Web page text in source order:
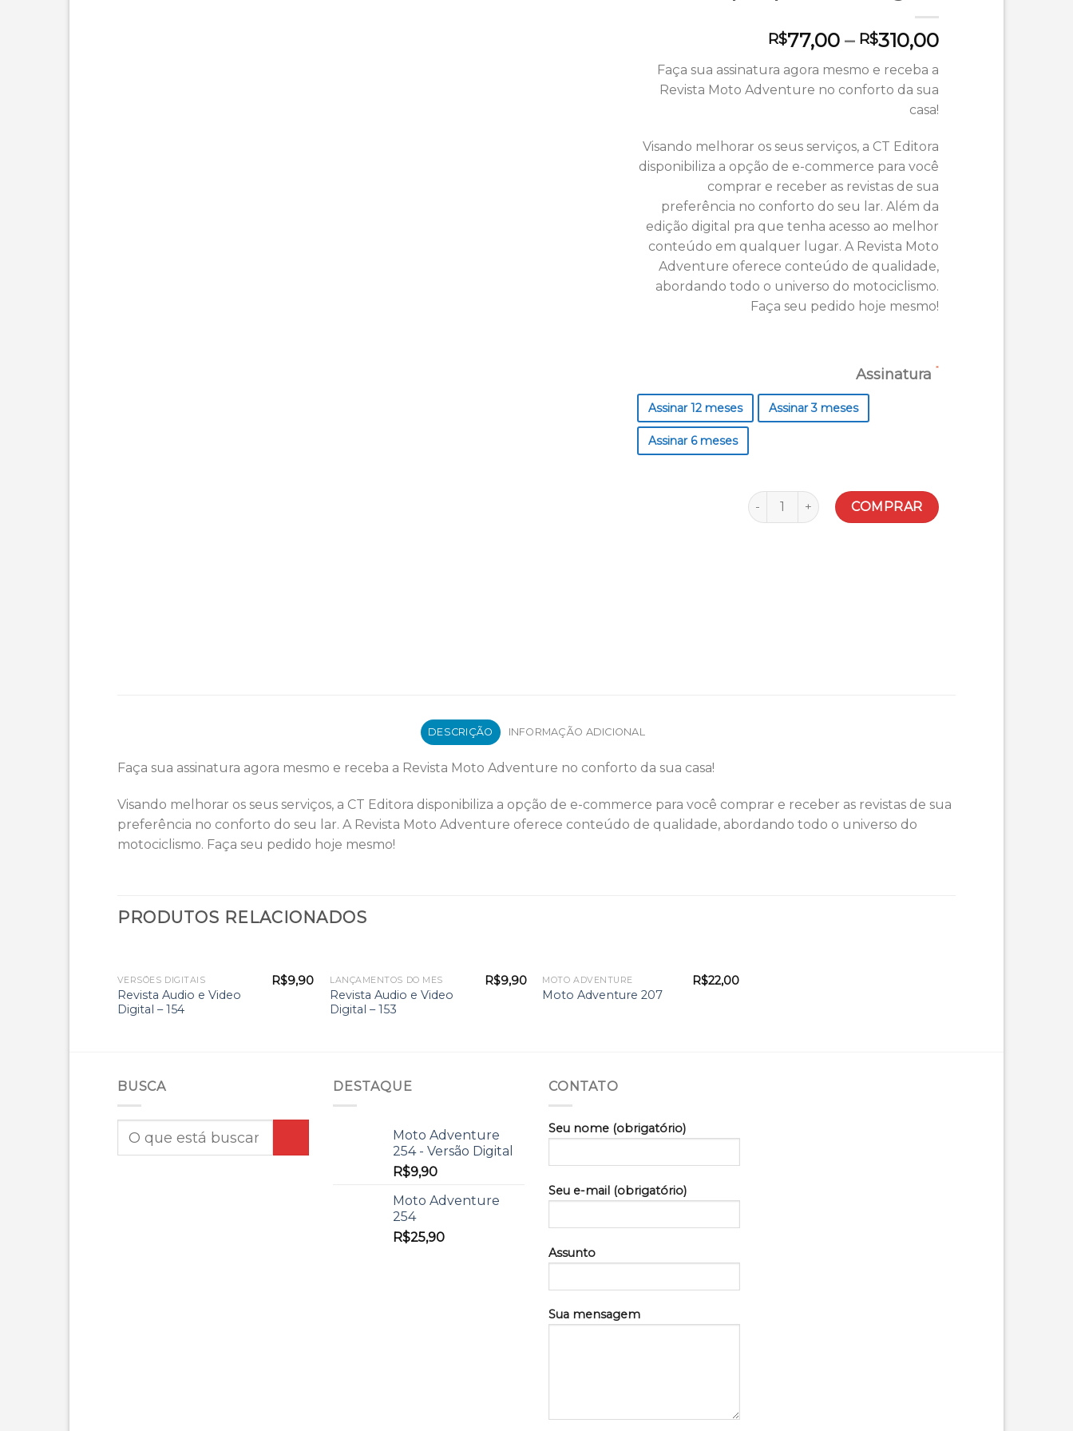
R$77,00 – R$310,00
Faça sua assinatura agora mesmo e receba a
Revista Moto Adventure no conforto da sua
casa!
Visando melhorar os seus serviços, a CT Editora
disponibiliza a opção de e-commerce para você
comprar e receber as revistas de sua
preferência no conforto do seu lar. Além da
edição digital pra que tenha acesso ao melhor
conteúdo em qualquer lugar. A Revista Moto
Adventure oferece conteúdo de qualidade,
abordando todo o universo do motociclismo.
Faça seu pedido hoje mesmo!
Assinatura
Assinar 12 meses Assinar 3 meses
Assinar 6 meses
Quantidade COMPRAR
DESCRIÇÃO INFORMAÇÃO ADICIONAL
Faça sua assinatura agora mesmo e receba a Revista Moto Adventure no conforto da sua casa!
Visando melhorar os seus serviços, a CT Editora disponibiliza a opção de e-commerce para você comprar e receber as revistas de sua
preferência no conforto do seu lar. A Revista Moto Adventure oferece conteúdo de qualidade, abordando todo o universo do
motociclismo. Faça seu pedido hoje mesmo!
PRODUTOS RELACIONADOS
VERSÕES DIGITAIS
Revista Audio e Video
Digital – 154
R$9,90 LANÇAMENTOS DO MÊS
Revista Audio e Video
Digital – 153
R$9,90 MOTO ADVENTURE
Moto Adventure 207
R$22,00
BUSCA DESTAQUE
Moto Adventure
254 - Versão Digital
R$9,90
Moto Adventure
254
R$25,90
CONTATO
Seu nome (obrigatório)
Seu e-mail (obrigatório)
Assunto
Sua mensagem